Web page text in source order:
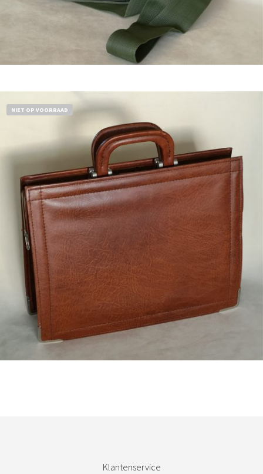
NIET OP VOORRAAD
Klantenservice